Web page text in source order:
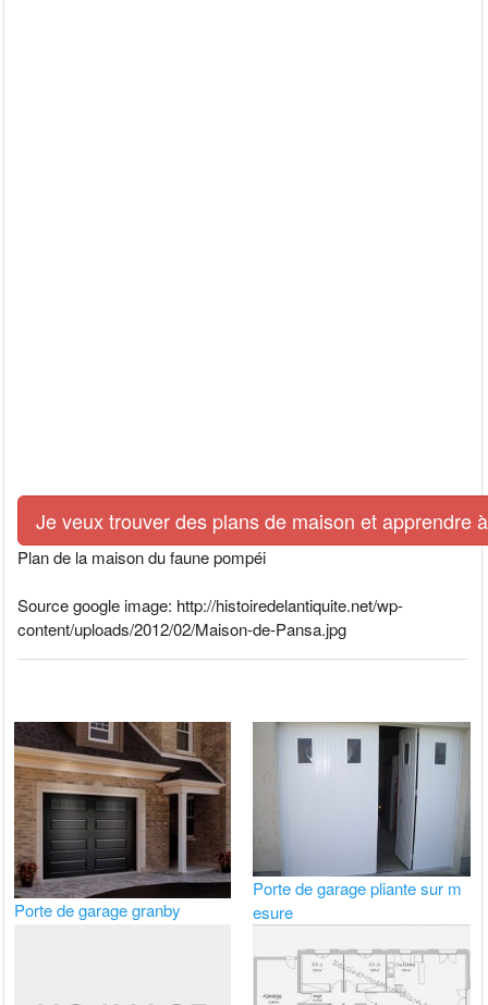
Je veux trouver des plans de maison et apprendre
Plan de la maison du faune pompéi
Source google image: http://histoiredelantiquite.net/wp-
content/uploads/2012/02/Maison-de-Pansa.jpg
Porte de garage granby
Porte de garage pliante sur m
esure